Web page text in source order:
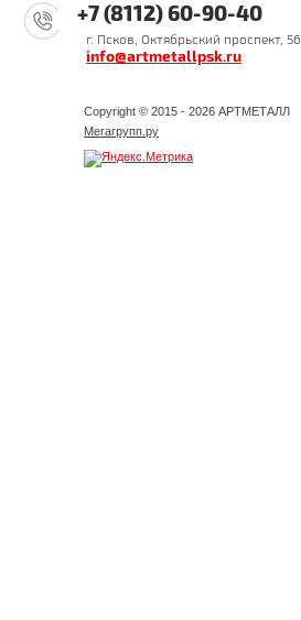
+7 (8112) 60-90-40
г. Псков, Октябрьский проспект, 56
info@artmetallpsk.ru
Copyright © 2015 - 2026 АРТМЕТАЛЛ
Мегагрупп.ру